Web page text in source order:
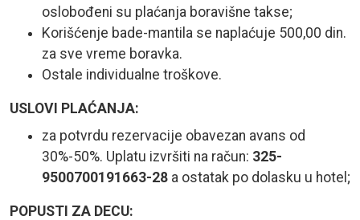
oslobođeni su plaćanja boravišne takse;
Korišćenje bade-mantila se naplaćuje 500,00 din.
za sve vreme boravka.
Ostale individualne troškove.
USLOVI PLAĆANJA:
za potvrdu rezervacije obavezan avans od
30%-50%. Uplatu izvršiti na račun: 325-
9500700191663-28 a ostatak po dolasku u hotel;
POPUSTI ZA DECU: